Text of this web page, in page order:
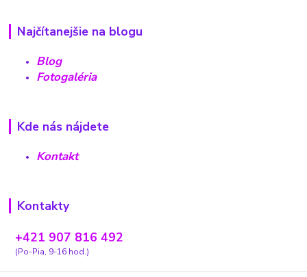
Najčítanejšie na blogu
Blog
Fotogaléria
Kde nás nájdete
Kontakt
Kontakty
+421 907 816 492
(Po-Pia, 9-16 hod.)